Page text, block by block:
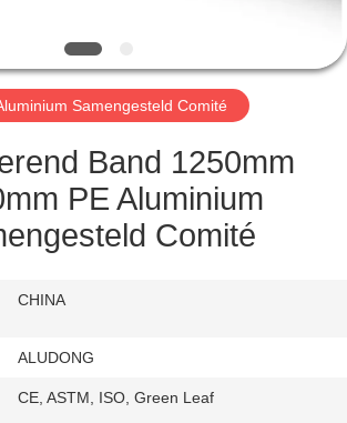
Samengesteld Comité
Band 1250mm
PE Aluminium
Comité
CHINA
ALUDONG
CE, ASTM, ISO, Green Leaf